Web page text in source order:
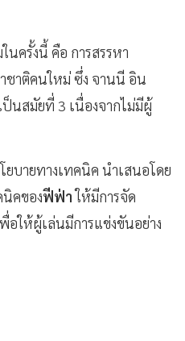
นครั้งนี้ คือ การสรรหา
าติคนใหม่ ซึ่ง จานนี อิน
นสมัยที่ 3 เนื่องจากไม่มีผู้
ยบายทางเทคนิค นำเสนอโดย
นิคของฟีฟ่าให้มีการจัด
ให้ผู้เล่นมีการแข่งขันอย่าง